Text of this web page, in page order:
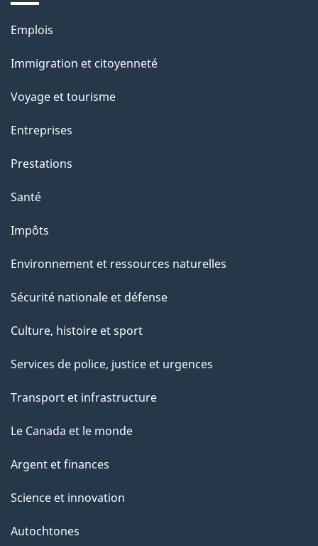
Thèmes
sujets
Emplois
Immigration et citoyenneté
Voyage et tourisme
Entreprises
Prestations
Santé
Impôts
Environnement et ressources naturelles
Sécurité nationale et défense
Culture, histoire et sport
Services de police, justice et urgences
Transport et infrastructure
Le Canada et le monde
Argent et finances
Science et innovation
Autochtones